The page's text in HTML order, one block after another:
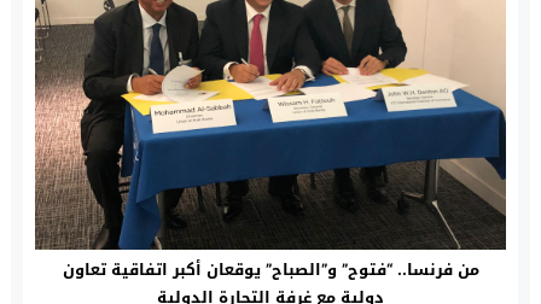
من فرنسا.. “فتوح” و”الصباح” يوقعان أكبر اتفاقية تعاون
دولية مع غرفة التجارة الدولية